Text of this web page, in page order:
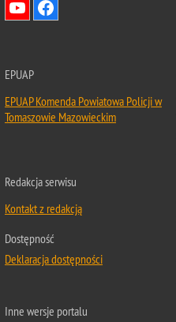
EPUAP
EPUAP Komenda Powiatowa Policji w
Tomaszowie Mazowieckim
Redakcja serwisu
Kontakt z redakcją
Dostępność
Deklaracja dostępności
Inne wersje portalu